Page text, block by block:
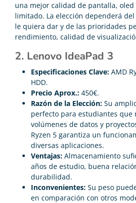
una mejor calidad de pantalla,
limitado. La elección dependerá
le quiera dar y de las prioridades
rendimiento, calidad de
2. Lenovo IdeaPad 3
Especificaciones Clave: AMD
HDD.
Precio Aprox.: 450€.
Razón de la Elección: Su
perfecto para estudiantes que
volúmenes de datos y
Ryzen 5 garantiza un
diversas aplicaciones.
Ventajas: Almacenamiento
años de estudio, buena
durabilidad.
Inconvenientes: Su peso
en comparación con otros